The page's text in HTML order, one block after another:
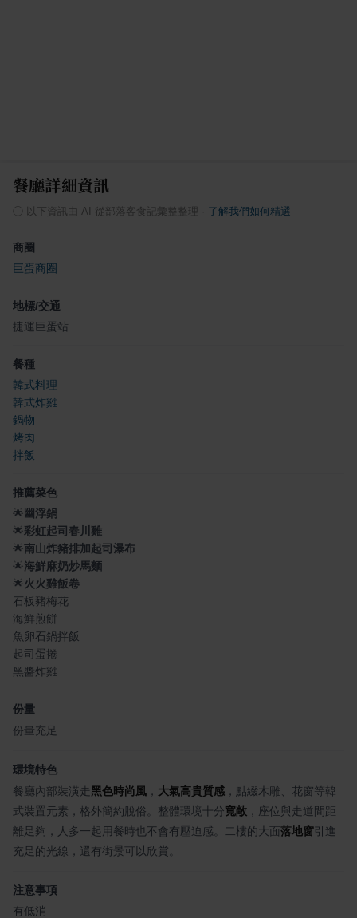
餐廳詳細資訊
以下資訊由 AI 從部落客食記彙整整理 了解我們如何精選
商圈
巨蛋商圈
地標/交通
捷運巨蛋站
餐種
韓式料理
韓式炸雞
鍋物
烤肉
拌飯
推薦菜色
🌟幽浮鍋
🌟彩虹起司春川雞
🌟南山炸豬排加起司瀑布
🌟海鮮麻奶炒馬麵
🌟火火雞飯卷
石板豬梅花
海鮮煎餅
魚卵石鍋拌飯
起司蛋捲
黑醬炸雞
份量
份量充足
環境特色
餐廳內部裝潢走黑色時尚風 ， 大氣高貴質感 ，點綴木雕、花窗等韓
式裝置元素，格外簡約脫俗。整體環境十分寬敞 ，座位與走道間距
離足夠，人多一起用餐時也不會有壓迫感。二樓的大面落地窗引進
充足的光線，還有街景可以欣賞。
注意事項
有低消